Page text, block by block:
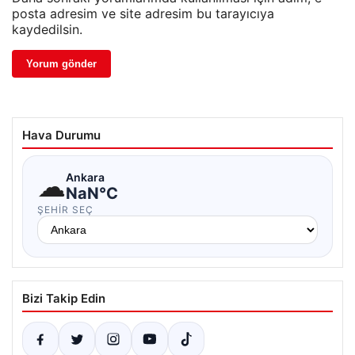
posta adresim ve site adresim bu tarayıcıya
kaydedilsin.
Hava Durumu
☁Ankara
NaN°C
ŞEHIR SEÇ
Bizi Takip Edin